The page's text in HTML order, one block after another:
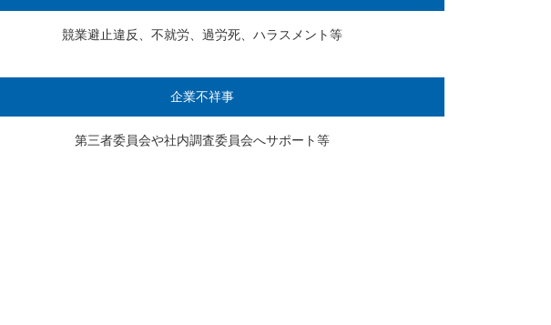
競業避止違反、不就労、 過労死、ハラスメント等
企業不祥事
第三者委員会や社内調査委員会へサポート等